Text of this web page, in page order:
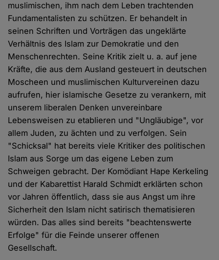
muslimischen, ihm nach dem Leben trachtenden
Fundamentalisten zu schützen. Er behandelt in
seinen Schriften und Vorträgen das ungeklärte
Verhältnis des Islam zur Demokratie und den
Menschenrechten. Seine Kritik zielt u. a. auf jene
Kräfte, die aus dem Ausland gesteuert in deutschen
Moscheen und muslimischen Kulturvereinen dazu
aufrufen, hier islamische Gesetze zu verankern, mit
unserem liberalen Denken unvereinbare
Lebensweisen zu etablieren und "Ungläubige", vor
allem Juden, zu ächten und zu verfolgen. Sein
"Schicksal" hat bereits viele Kritiker des politischen
Islam aus Sorge um das eigene Leben zum
Schweigen gebracht. Der Komödiant Hape Kerkeling
und der Kabarettist Harald Schmidt erklärten schon
vor Jahren öffentlich, dass sie aus Angst um ihre
Sicherheit den Islam nicht satirisch thematisieren
würden. Das alles sind bereits "beachtenswerte
Erfolge" für die Feinde unserer offenen
Gesellschaft.